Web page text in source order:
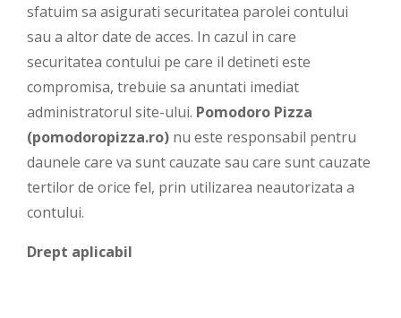
sfatuim sa asigurati securitatea parolei contului
sau a altor date de acces. In cazul in care
securitatea contului pe care il detineti este
compromisa, trebuie sa anuntati imediat
administratorul site-ului. Pomodoro Pizza
(pomodoropizza.ro) nu este responsabil pentru
daunele care va sunt cauzate sau care sunt cauzate
tertilor de orice fel, prin utilizarea neautorizata a
contului.
Drept aplicabil